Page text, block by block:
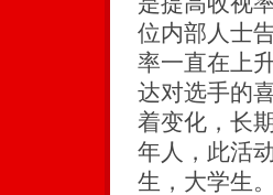
位内部人士
率一直在上
达对选手的
着变化，长
年人，此活
生，大学生